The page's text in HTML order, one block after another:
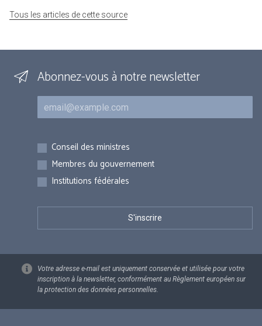
Tous les articles de cette source
Abonnez-vous à notre newsletter
Courriel
Inscriptions
Conseil des ministres
Membres du gouvernement
Institutions fédérales
Votre adresse e-mail est uniquement conservée et utilisée pour votre
inscription à la newsletter, conformément au Règlement européen sur
la protection des données personnelles.